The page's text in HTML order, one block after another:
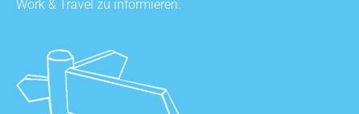
Work & Travel zu informieren.